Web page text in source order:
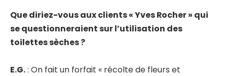
Que diriez-vous aux clients « Yves Rocher » qui
se questionneraient sur l’utilisation des
toilettes sèches ?
E.G.: On fait un forfait « récolte de fleurs et